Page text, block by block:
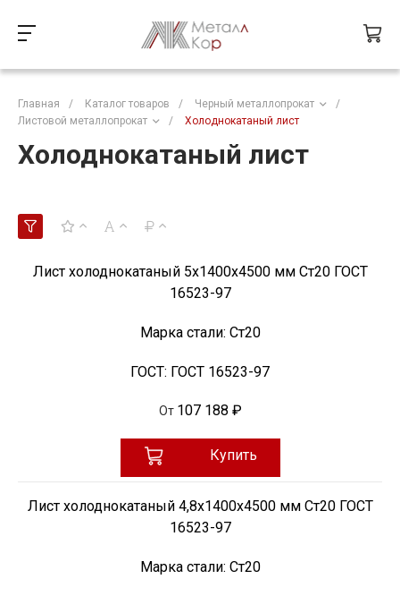
Главная / Каталог товаров / Черный металлопрокат
/
Листовой металлопрокат
/ Холоднокатаный лист
Холоднокатаный лист
Лист холоднокатаный 5х1400х4500 мм Ст20 ГОСТ
16523-97
Марка стали: Ст20
ГОСТ: ГОСТ 16523-97
От 107 188 ₽
Купить
Лист холоднокатаный 4,8х1400х4500 мм Ст20 ГОСТ
16523-97
Марка стали: Ст20